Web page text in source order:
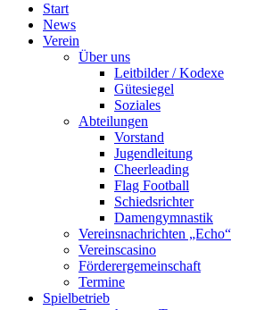
Start
News
Verein
Über uns
Leitbilder / Kodexe
Gütesiegel
Soziales
Abteilungen
Vorstand
Jugendleitung
Cheerleading
Flag Football
Schiedsrichter
Damengymnastik
Vereinsnachrichten „Echo“
Vereinscasino
Förderergemeinschaft
Termine
Spielbetrieb